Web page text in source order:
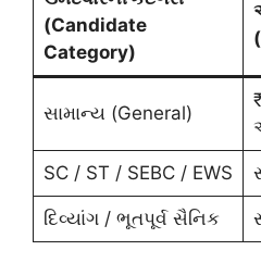
(Candidate
Category)
સામાન્ય (General)
SC / ST / SEBC / EWS
દિવ્યાંગ / ભૂતપૂર્વ સૈનિક